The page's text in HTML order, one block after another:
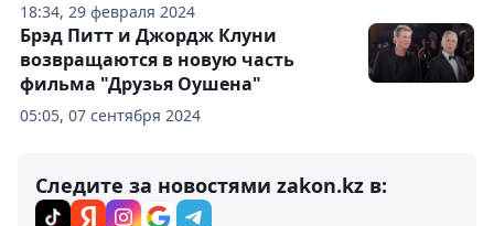
18:34, 29 февраля 2024
05:05, 07 сентября 2024
Брэд Питт и Джордж Клуни
возвращаются в новую часть
фильма "Друзья Оушена"
Следите за новостями zakon.kz в: